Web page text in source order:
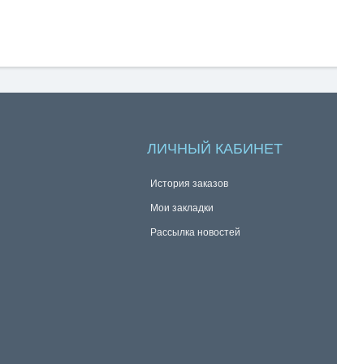
ЛИЧНЫЙ КАБИНЕТ
История заказов
Мои закладки
Рассылка новостей